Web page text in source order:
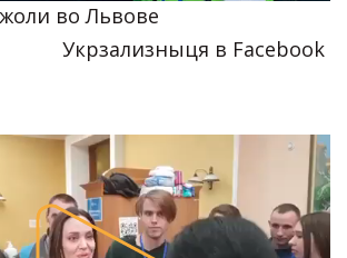
во Львове
Укрзализныця в Facebook